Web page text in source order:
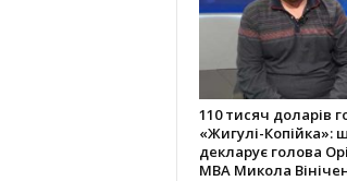
110 тисяч доларів
«Жигулі-Копійка»:
декларує голова
МВА Микола